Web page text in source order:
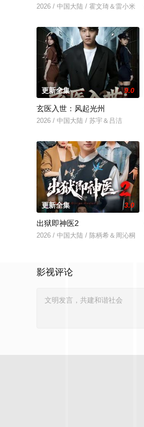
2026 / 中国大陆 / 霍文琦＆雷小米
更新全集 9.0
玄医入世：风起光州
2026 / 中国大陆 / 苏宇＆吕洁
更新全集 3.0
出狱即神医2
2026 / 中国大陆 / 陈柄希＆周沁桐
影视评论